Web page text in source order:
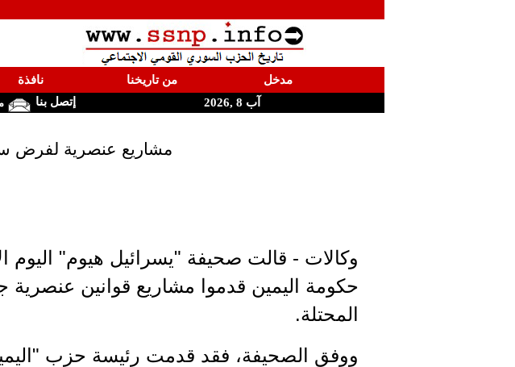
مدخل من تاريخنا نافذة
آب 8 ,2026
إتصل بنا
مشاريع عنصرية لفرض
وكالات - قالت صحيفة "يسرائيل هيوم" اليوم
حكومة اليمين قدموا مشاريع قوانين
المحتلة.
ووفق الصحيفة، فقد قدمت رئيسة حزب